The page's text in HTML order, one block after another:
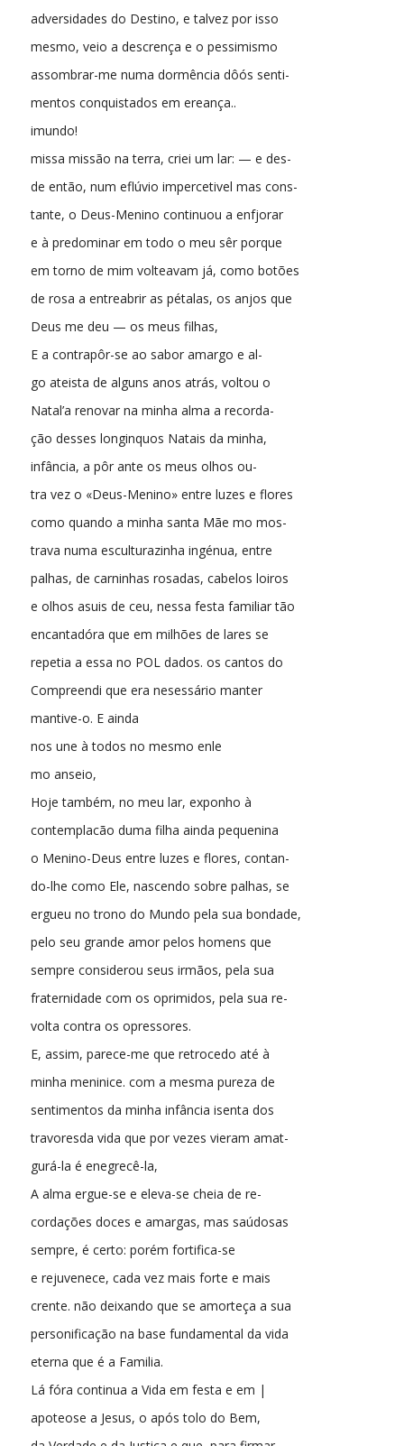
adversidades do Destino, e talvez por isso
mesmo, veio a descrença e o pessimismo
assombrar-me numa dormência dôós senti-
mentos conquistados em ereança..
imundo!
missa missão na terra, criei um lar: — e des-
de então, num eflúvio impercetivel mas cons-
tante, o Deus-Menino continuou a enfjorar
e à predominar em todo o meu sêr porque
em torno de mim volteavam já, como botões
de rosa a entreabrir as pétalas, os anjos que
Deus me deu — os meus filhas,
E a contrapôr-se ao sabor amargo e al-
go ateista de alguns anos atrás, voltou o
Natal’a renovar na minha alma a recorda-
ção desses longinquos Natais da minha,
infância, a pôr ante os meus olhos ou-
tra vez o «Deus-Menino» entre luzes e flores
como quando a minha santa Mãe mo mos-
trava numa esculturazinha ingénua, entre
palhas, de carninhas rosadas, cabelos loiros
e olhos asuis de ceu, nessa festa familiar tão
encantadóra que em milhões de lares se
repetia a essa no POL dados. os cantos do
Compreendi que era nesessário manter
mantive-o. E ainda
nos une à todos no mesmo enle
mo anseio,
Hoje também, no meu lar, exponho à
contemplacão duma filha ainda pequenina
o Menino-Deus entre luzes e flores, contan-
do-lhe como Ele, nascendo sobre palhas, se
ergueu no trono do Mundo pela sua bondade,
pelo seu grande amor pelos homens que
sempre considerou seus irmãos, pela sua
fraternidade com os oprimidos, pela sua re-
volta contra os opressores.
E, assim, parece-me que retrocedo até à
minha meninice. com a mesma pureza de
sentimentos da minha infância isenta dos
travoresda vida que por vezes vieram amat-
gurá-la é enegrecê-la,
A alma ergue-se e eleva-se cheia de re-
cordações doces e amargas, mas saúdosas
sempre, é certo: porém fortifica-se
e rejuvenece, cada vez mais forte e mais
crente. não deixando que se amorteça a sua
personificação na base fundamental da vida
eterna que é a Familia.
Lá fóra continua a Vida em festa e em |
apoteose a Jesus, o após tolo do Bem,